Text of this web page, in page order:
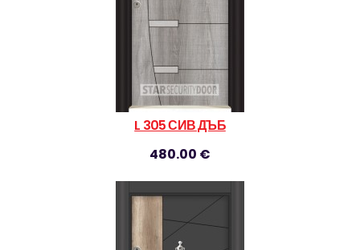
L 305 СИВ ДЪБ
480.00 €